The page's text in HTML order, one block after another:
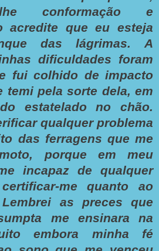
conformação e
acredite que eu esteja
das lágrimas.
A
dificuldades foram
fui colhido de impacto
temi pela sorte dela, em
estatelado no chão.
qualquer problema
das ferragens que me
porque em meu
incapaz de qualquer
me quanto ao
as preces que
me ensinara na
embora minha fé